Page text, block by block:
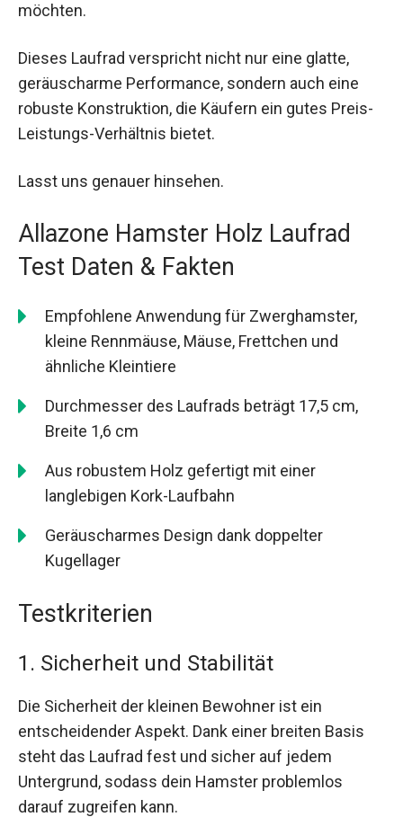
möchten.
Dieses Laufrad verspricht nicht nur eine glatte,
geräuscharme Performance, sondern auch eine
robuste Konstruktion, die Käufern ein gutes Preis-
Leistungs-Verhältnis bietet.
Lasst uns genauer hinsehen.
Allazone Hamster Holz Laufrad
Test Daten & Fakten
Empfohlene Anwendung für Zwerghamster,
kleine Rennmäuse, Mäuse, Frettchen und
ähnliche Kleintiere
Durchmesser des Laufrads beträgt 17,5 cm,
Breite 1,6 cm
Aus robustem Holz gefertigt mit einer
langlebigen Kork-Laufbahn
Geräuscharmes Design dank doppelter
Kugellager
Testkriterien
1. Sicherheit und Stabilität
Die Sicherheit der kleinen Bewohner ist ein
entscheidender Aspekt. Dank einer breiten Basis
steht das Laufrad fest und sicher auf jedem
Untergrund, sodass dein Hamster problemlos
darauf zugreifen kann.